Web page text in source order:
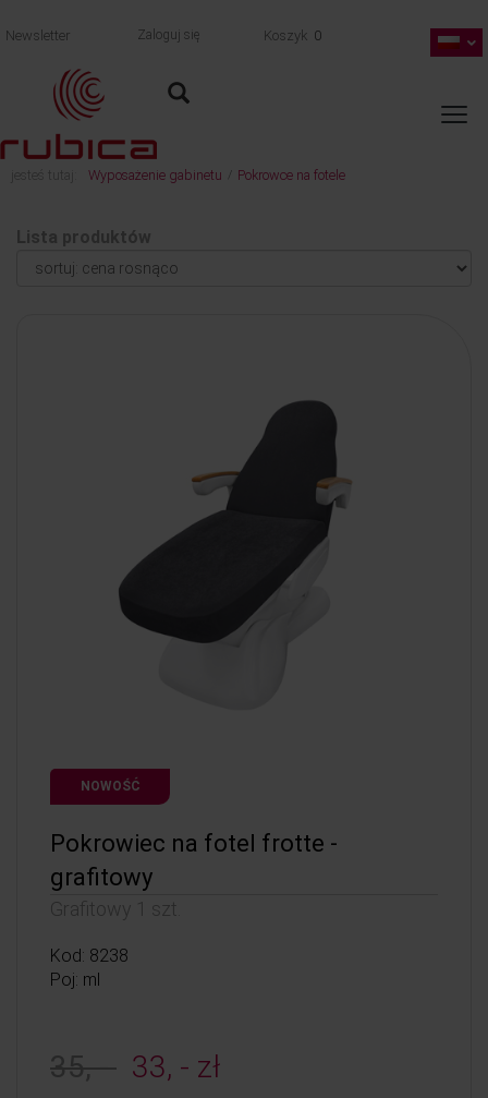
Newsletter Zaloguj się Koszyk 0
jesteś tutaj: Wyposażenie gabinetu Pokrowce na fotele
Lista produktów
NOWOŚĆ
Pokrowiec na fotel frotte -
grafitowy
Grafitowy 1 szt.
Kod: 8238
Poj: ml
35, - 33, - zł